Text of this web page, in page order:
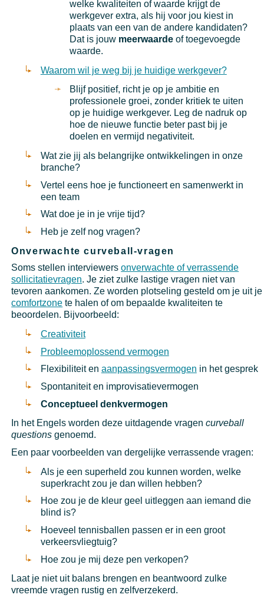
welke kwaliteiten of waarde krijgt de
werkgever extra, als hij voor jou kiest in
plaats van een van de andere kandidaten?
Dat is jouw meerwaarde of toegevoegde
waarde.
Waarom wil je weg bij je huidige werkgever?
Blijf positief, richt je op je ambitie en
professionele groei, zonder kritiek te uiten
op je huidige werkgever. Leg de nadruk op
hoe de nieuwe functie beter past bij je
doelen en vermijd negativiteit.
Wat zie jij als belangrijke ontwikkelingen in onze
branche?
Vertel eens hoe je functioneert en samenwerkt in
een team
Wat doe je in je vrije tijd?
Heb je zelf nog vragen?
Onverwachte curveball-vragen
Soms stellen interviewersonverwachte of verrassende
sollicitatievragen. Je ziet zulke lastige vragen niet van
tevoren aankomen. Ze worden plotseling gesteld om je uit je
comfortzone te halen of om bepaalde kwaliteiten te
beoordelen. Bijvoorbeeld:
Creativiteit
Probleemoplossend vermogen
Flexibiliteit en aanpassingsvermogen in het gesprek
Spontaniteit en improvisatievermogen
Conceptueel denkvermogen
In het Engels worden deze uitdagende vragencurveball
questions genoemd.
Een paar voorbeelden van dergelijke verrassende vragen:
Als je een superheld zou kunnen worden, welke
superkracht zou je dan willen hebben?
Hoe zou je de kleur geel uitleggen aan iemand die
blind is?
Hoeveel tennisballen passen er in een groot
verkeersvliegtuig?
Hoe zou je mij deze pen verkopen?
Laat je niet uit balans brengen en beantwoord zulke
vreemde vragen rustig en zelfverzekerd.